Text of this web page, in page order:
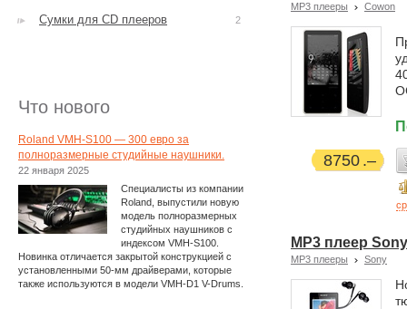
MP3 плееры Cowon
8750
MP3 плеер
MP3 плееры Sony
Сумки для CD плееров 2
Что нового
Roland VMH-S100 — 300 евро за
полноразмерные студийные наушники.
22 января 2025
Специалисты из компании
Roland, выпустили новую
модель полноразмерных
студийных наушников с
индексом VMH-S100.
Новинка отличается закрытой конструкцией с
установленными 50-мм драйверами, которые
также используются в модели VMH-D1 V-Drums.